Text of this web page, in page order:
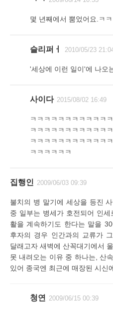
몇 년째에서 뿜었어요.ㅋㅋ
슬리퍼ㅓ 2010/05/23
'세상에 이런 일이'에 나오
사이다 2015/08/02 16:49
ㅋㅋㅋㅋㅋㅋㅋㅋㅋㅋㅋ
ㅋㅋㅋㅋㅋㅋㅋㅋㅋㅋㅋ
ㅋㅋㅋㅋㅋㅋㅋㅋㅋㅋㅋ
ㅋㅋㅋㅋㅋㅋ
집행인 2009/06/03 09:39
불치의 병 말기에 세상을 등진
중 일부는 병세가 호전되어 인
활을 계속하기도 한다는 말을
후자의 경우 인간과의 교류가
달래고자 새벽에 산꼭대기에서
못 내려오는 이유 중 하나는, 산
있어 종국엔 최근에 매장된 시신
청연 2009/06/15 00:39